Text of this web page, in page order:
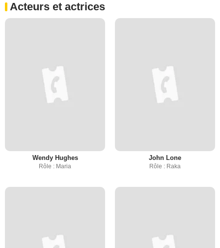
Acteurs et actrices
Wendy Hughes
Rôle : Maria
John Lone
Rôle : Raka